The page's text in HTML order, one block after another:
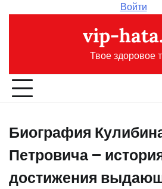
Войти
vip-
Твое здоровое
Биография
Петровича –
достижения